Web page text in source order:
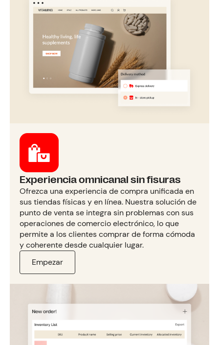
Experiencia omnicanal sin fisuras
Ofrezca una experiencia de compra unificada en
sus tiendas físicas y en línea. Nuestra solución de
punto de venta se integra sin problemas con sus
operaciones de comercio electrónico, lo que
permite a los clientes comprar de forma cómoda
y coherente desde cualquier lugar.
Empezar